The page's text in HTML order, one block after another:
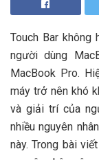
Touch Bar không
người dùng
MacBook Pro.
máy trở nên khó
và giải trí của
nhiều nguyên
này. Trong bài viết